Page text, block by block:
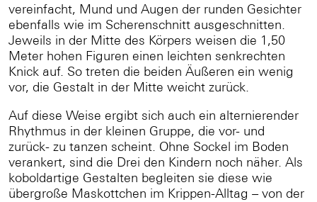
vereinfacht, Mund und Augen der runden Gesichter
ebenfalls wie im Scherenschnitt ausgeschnitten.
Jeweils in der Mitte des Körpers weisen die 1,50
Meter hohen Figuren einen leichten senkrechten
Knick auf. So treten die beiden Äußeren ein wenig
vor, die Gestalt in der Mitte weicht zurück.
Auf diese Weise ergibt sich auch ein alternierender
Rhythmus in der kleinen Gruppe, die vor- und
zurück- zu tanzen scheint. Ohne Sockel im Boden
verankert, sind die Drei den Kindern noch näher. Als
koboldartige Gestalten begleiten sie diese wie
übergroße Maskottchen im Krippen-Alltag – von der